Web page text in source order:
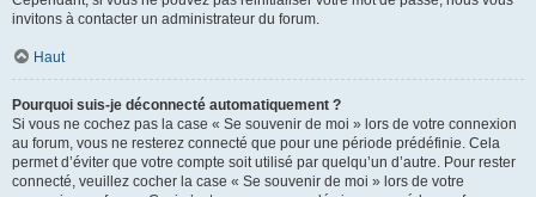
invitons à contacter un administrateur du forum.
Haut
Pourquoi suis-je déconnecté automatiquement ?
Si vous ne cochez pas la case « Se souvenir de moi » lors de votre connexion
au forum, vous ne resterez connecté que pour une période prédéfinie. Cela
permet d’éviter que votre compte soit utilisé par quelqu’un d’autre. Pour rester
connecté, veuillez cocher la case « Se souvenir de moi » lors de votre